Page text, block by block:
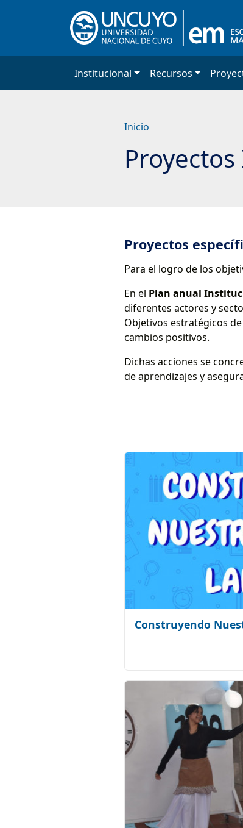
Institucional
Recursos
Inicio
Proyectos
Para el logro de los
En el Plan anual
diferentes actores y
Objetivos estratégicos
cambios positivos.
Dichas acciones se
de aprendizajes y
Construyendo